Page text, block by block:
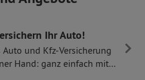
Ihr Auto!
Auto und Kfz-Versicherung
Hand: ganz einfach mit